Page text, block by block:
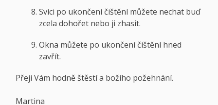
Svíci po ukončení čištění můžete nechat buď
zcela dohořet nebo ji zhasit.
Okna můžete po ukončení čištění hned
zavřít.
Přeji Vám hodně štěstí a božího požehnání.
Martina